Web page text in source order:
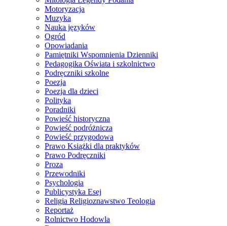
Motoryzacja
Muzyka
Nauka języków
Ogród
Opowiadania
Pamiętniki Wspomnienia Dzienniki
Pedagogika Oświata i szkolnictwo
Podręczniki szkolne
Poezja
Poezja dla dzieci
Polityka
Poradniki
Powieść historyczna
Powieść podróżnicza
Powieść przygodowa
Prawo Książki dla praktyków
Prawo Podręczniki
Proza
Przewodniki
Psychologia
Publicystyka Esej
Religia Religioznawstwo Teologia
Reportaż
Rolnictwo Hodowla